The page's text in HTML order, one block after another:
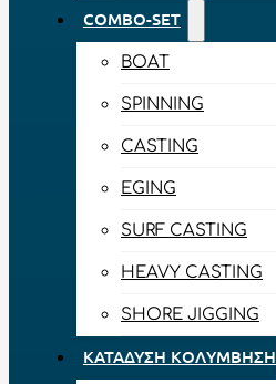
COMBO-SET
BOAT
SPINNING
CASTING
EGING
SURF CASTING
HEAVY CASTING
SHORE JIGGING
ΚΑΤΆΔΥΣΗ ΚΟΛΎΜΒΗΣΗ